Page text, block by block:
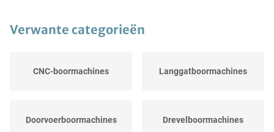
Verwante categorieën
CNC-boormachines Langgatboormachines
Doorvoerboormachines Drevelboormachines